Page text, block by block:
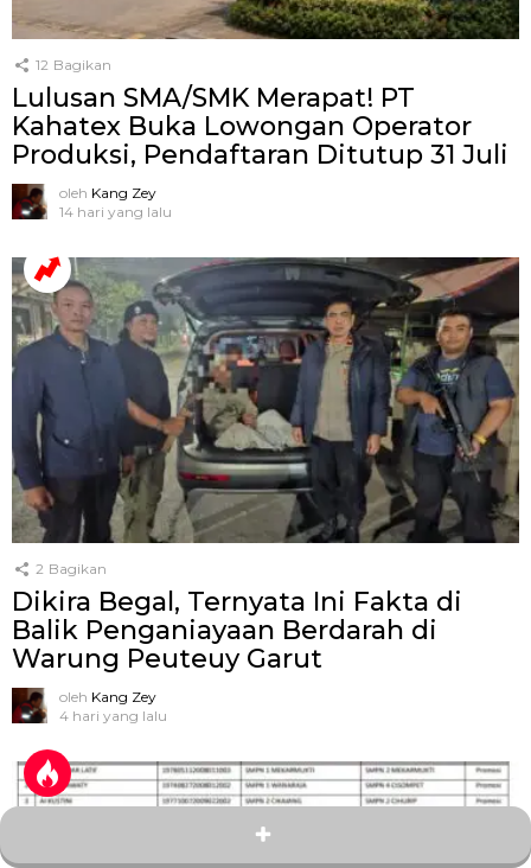
12 Bagikan
Lulusan SMA/SMK Merapat! PT
Kahatex Buka Lowongan Operator
Produksi, Pendaftaran Ditutup 31 Juli
oleh Kang Zey
14 hari yang lalu
2 Bagikan
Dikira Begal, Ternyata Ini Fakta di
Balik Penganiayaan Berdarah di
Warung Peuteuy Garut
oleh Kang Zey
4 hari yang lalu